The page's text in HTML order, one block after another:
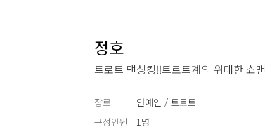
정호
트로트 댄싱킹!!트로트계의 위대한 쇼맨
장르
연예인 / 트로트
구성인원
1명